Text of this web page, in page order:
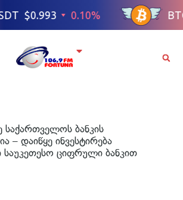
საქართველოს ბანკის
– დაიწყე ინვესტირება
ციფრული ბანკით